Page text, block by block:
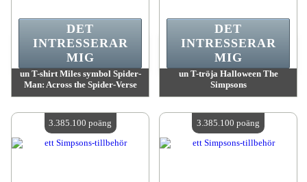
un T-shirt Miles symbol Spider-
Man: Across the Spider-Verse
Antal tillgängliga:4
DET
INTRESSERAR
MIG
un T-tröja Halloween The
Simpsons
Antal tillgängliga:4
DET
INTRESSERAR
MIG
3.385.100 poäng 3.385.100 poäng